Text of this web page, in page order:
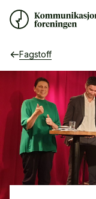
Fagstoff